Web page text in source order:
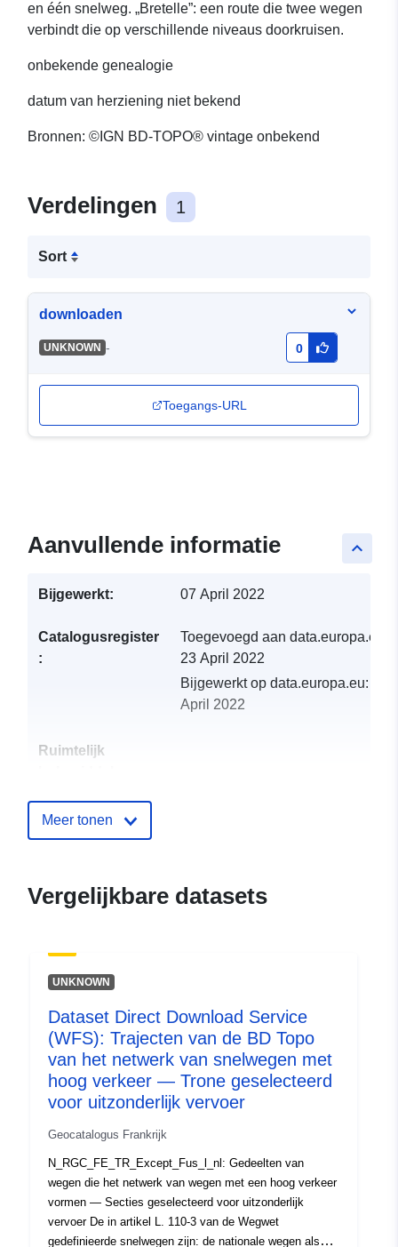
en één snelweg. „Bretelle”: een route die twee wegen
verbindt die op verschillende niveaus doorkruisen.
onbekende genealogie
datum van herziening niet bekend
Bronnen: ©IGN BD-TOPO® vintage onbekend
Verdelingen 1
Sort
downloaden
UNKNOWN - 0
Toegangs-URL
keyboard_arrow_up
Aanvullende informatie
Bijgewerkt: 07 April 2022
Catalogusregister
:
Toegevoegd aan data.europa.eu:
23 April 2022
Bijgewerkt op data.europa.eu:
April 2022
Ruimtelijk
Identificatoren:
eba1-444e-828f-
4459-a8ef-938a0a484700
Soort: Bron:
http://inspire.ec.europa.eu/
codelist/SpatialDataServiceType/
Meer tonen
Vergelijkbare datasets
UNKNOWN
Dataset Direct Download Service
(WFS): Trajecten van de BD Topo
van het netwerk van snelwegen met
hoog verkeer — Trone geselecteerd
voor uitzonderlijk vervoer
Geocatalogus Frankrijk
N_RGC_FE_TR_Except_Fus_l_nl: Gedeelten van
wegen die het netwerk van wegen met een hoog verkeer
vormen — Secties geselecteerd voor uitzonderlijk
vervoer De in artikel L. 110-3 van de Wegwet
gedefinieerde snelwegen zijn: de nationale wegen als